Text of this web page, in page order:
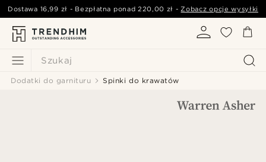
Szukaj
Dostawa 16,99 zł - Bezpłatna ponad220,00 zł -Zobacz opcje wysyłki
Dodatki do garnituru Spinki do krawatów